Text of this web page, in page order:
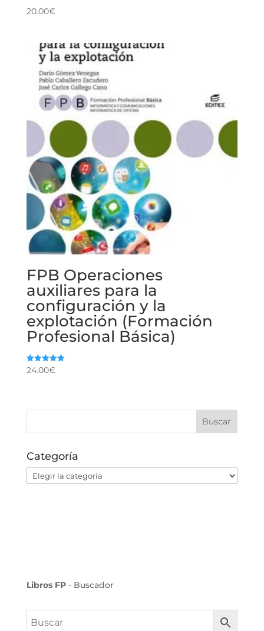
20.00€
FPB Operaciones
auxiliares para la
configuración y la
explotación (Formación
Profesional Básica)
Valorado
con
24.00€
Categoría
Categoría
Libros FP- Buscador